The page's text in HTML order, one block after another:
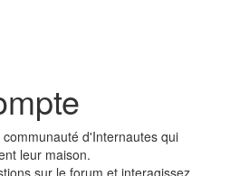
d'Internautes qui
leur maison.
sur le forum et interagissez